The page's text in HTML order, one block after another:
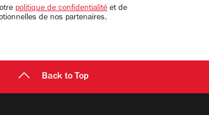
politique de confidentialité et de
de nos partenaires.
Back to Top